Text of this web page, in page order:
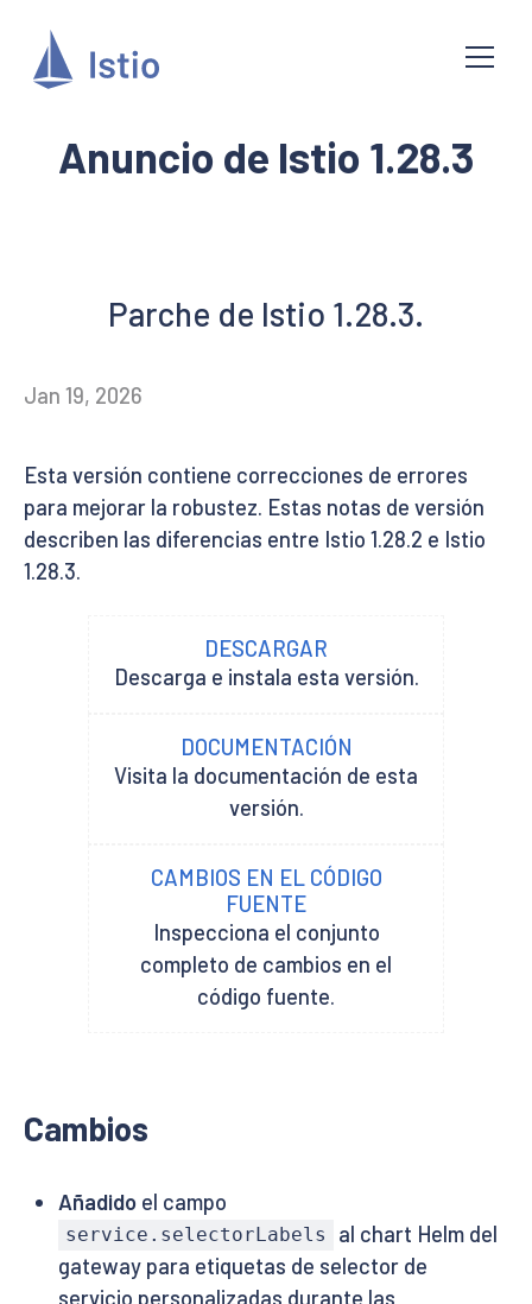
Anuncio de Istio 1.28.3
Parche de Istio 1.28.3.
Jan 19, 2026
Esta versión contiene correcciones de errores
para mejorar la robustez. Estas notas de versión
describen las diferencias entre Istio 1.28.2 e Istio
1.28.3.
DESCARGAR
Descarga e instala esta versión.
DOCUMENTACIÓN
Visita la documentación de esta
versión.
CAMBIOS EN EL CÓDIGO
FUENTE
Inspecciona el conjunto
completo de cambios en el
código fuente.
Cambios
Añadidoel campo
service.selectorLabels
al chart Helm del
gateway para etiquetas de selector de
servicio personalizadas durante las